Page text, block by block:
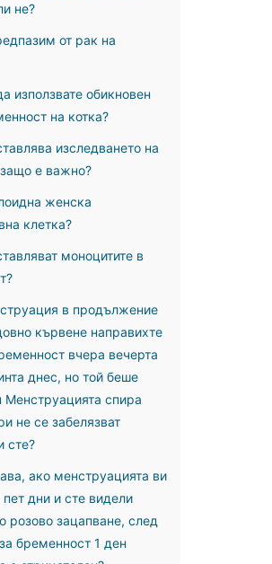
не?
от рак на
използвате обикновен
на котка?
изследването на
защо е важно?
женска
клетка?
моноцитите в
в продължение
кървене направихте
вчера вечерта
днес, но той беше
Менструацията спира
не се забелязват
сте?
ако менструацията ви
дни и сте видели
розово зацапване, след
бременност 1 ден